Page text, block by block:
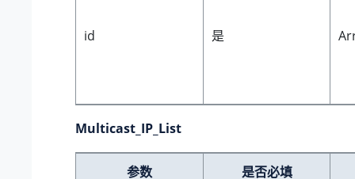
id 是
Multicast_IP_List
参数 是否必填